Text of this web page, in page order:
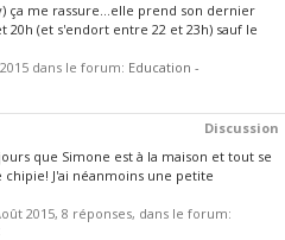
ça me rassure...elle prend son dernier
20h (et s'endort entre 22 et 23h) sauf le
dans le forum: Education -
Discussion
que Simone est à la maison et tout se
chipie! J'ai néanmoins une petite
2015, 8 réponses, dans le forum: